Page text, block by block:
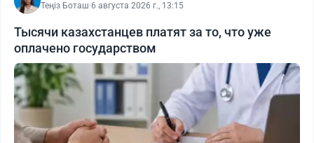
Теңіз Боташ·6 августа 2026 г., 13:15
Тысячи казахстанцев платят за то, что уже
оплачено государством